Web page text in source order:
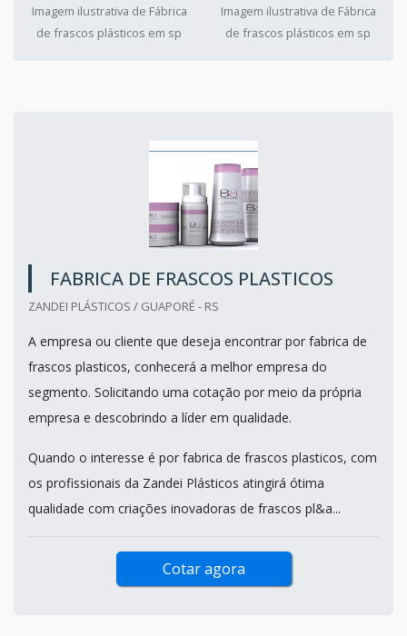
Imagem ilustrativa de Fábrica
de frascos plásticos em sp
Imagem ilustrativa de Fábrica
de frascos plásticos em sp
FABRICA DE FRASCOS PLASTICOS
ZANDEI PLÁSTICOS / GUAPORÉ - RS
A empresa ou cliente que deseja encontrar por fabrica de
frascos plasticos, conhecerá a melhor empresa do
segmento. Solicitando uma cotação por meio da própria
empresa e descobrindo a líder em qualidade.
Quando o interesse é por fabrica de frascos plasticos, com
os profissionais da Zandei Plásticos atingirá ótima
qualidade com criações inovadoras de frascos pl&a...
Cotar agora